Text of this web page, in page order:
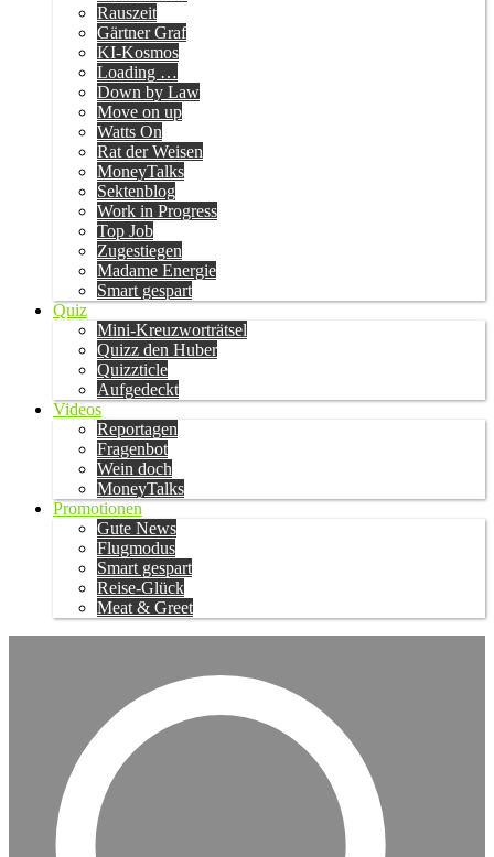
Rauszeit
Gärtner Graf
KI-Kosmos
Loading …
Down by Law
Move on up
Watts On
Rat der Weisen
MoneyTalks
Sektenblog
Work in Progress
Top Job
Zugestiegen
Madame Energie
Smart gespart
Quiz
Mini-Kreuzworträtsel
Quizz den Huber
Quizzticle
Aufgedeckt
Videos
Reportagen
Fragenbot
Wein doch
MoneyTalks
Promotionen
Gute News
Flugmodus
Smart gespart
Reise-Glück
Meat & Greet